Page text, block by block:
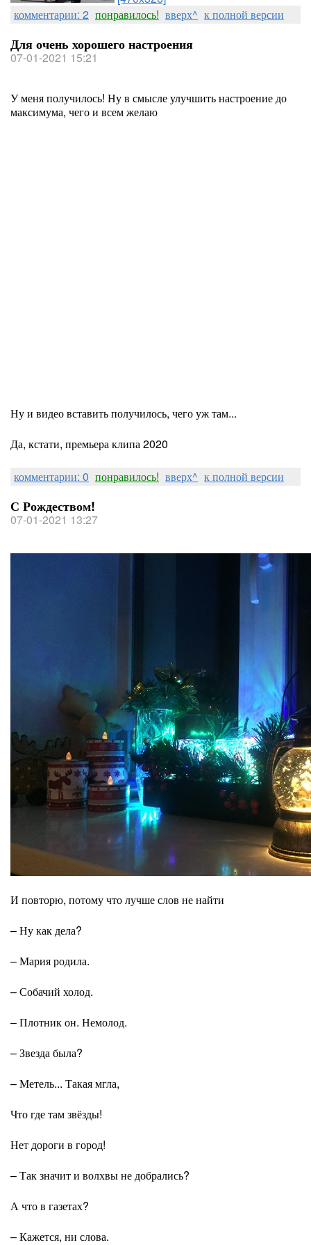
комментарии: 2 понравилось! вверх^ к полной версии
Для очень хорошего настроения
07-01-2021 15:21
У меня получилось! Ну в смысле улучшить настроение до
максимума, чего и всем желаю
Ну и видео вставить получилось, чего уж там...
Да, кстати, премьера клипа 2020
комментарии: 0 понравилось! вверх^ к полной версии
С Рождеством!
07-01-2021 13:27
И повторю, потому что лучше слов не найти
– Ну как дела?
– Мария родила.
– Собачий холод.
– Плотник он. Немолод.
– Звезда была?
– Метель... Такая мгла,
Что где там звёзды!
Нет дороги в город!
– Так значит и волхвы не добрались?
А что в газетах?
– Кажется, ни слова.